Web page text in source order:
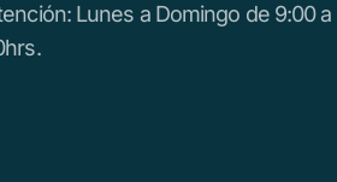
Lunes a Domingo de 9:00 a